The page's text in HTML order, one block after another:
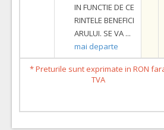
IN FUNCTIE DE CE
RINTELE BENEFICI
ARULUI. SE VA ...
mai departe
* Preturile sunt exprimate in RON
TVA